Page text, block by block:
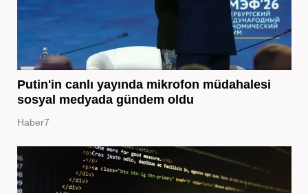
Putin'in canlı yayında mikrofon müdahalesi
sosyal medyada gündem oldu
Haber7